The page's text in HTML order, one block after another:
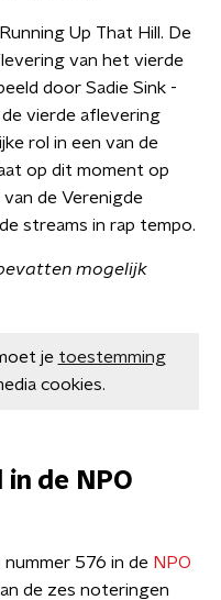
Up That Hill. De
van het vierde
door Sadie Sink -
vierde aflevering
rol in een van de
op dit moment op
de Verenigde
streams in rap tempo.
mogelijk
je toestemming
cookies.
in de NPO
nummer 576 in de NPO
de zes noteringen